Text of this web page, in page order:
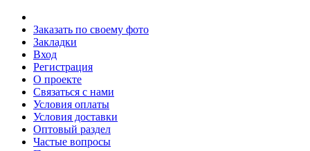
Заказать по своему фото
Закладки
Вход
Регистрация
О проекте
Связаться с нами
Условия оплаты
Условия доставки
Оптовый раздел
Частые вопросы